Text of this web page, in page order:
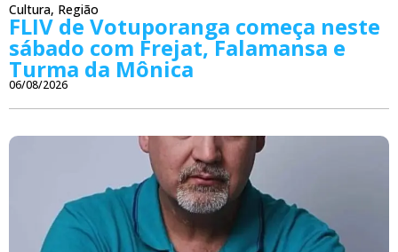
Cultura, Região
FLIV de Votuporanga começa neste
sábado com Frejat, Falamansa e
Turma da Mônica
06/08/2026